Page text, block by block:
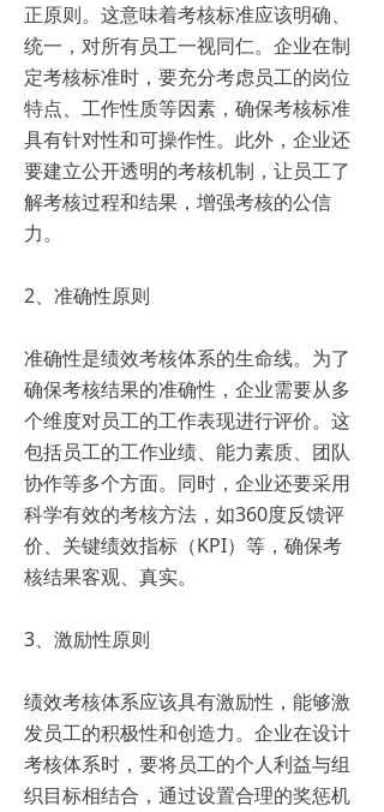
正原则。这意味着考核标准应该明确、
统一，对所有员工一视同仁。企业在制
定考核标准时，要充分考虑员工的岗位
特点、工作性质等因素，确保考核标准
具有针对性和可操作性。此外，企业还
要建立公开透明的考核机制，让员工了
解考核过程和结果，增强考核的公信
力。
2、准确性原则
准确性是绩效考核体系的生命线。为了
确保考核结果的准确性，企业需要从多
个维度对员工的工作表现进行评价。这
包括员工的工作业绩、能力素质、团队
协作等多个方面。同时，企业还要采用
科学有效的考核方法，如360度反馈评
价、关键绩效指标（KPI）等，确保考
核结果客观、真实。
3、激励性原则
绩效考核体系应该具有激励性，能够激
发员工的积极性和创造力。企业在设计
考核体系时，要将员工的个人利益与组
织目标相结合，通过设置合理的奖惩机